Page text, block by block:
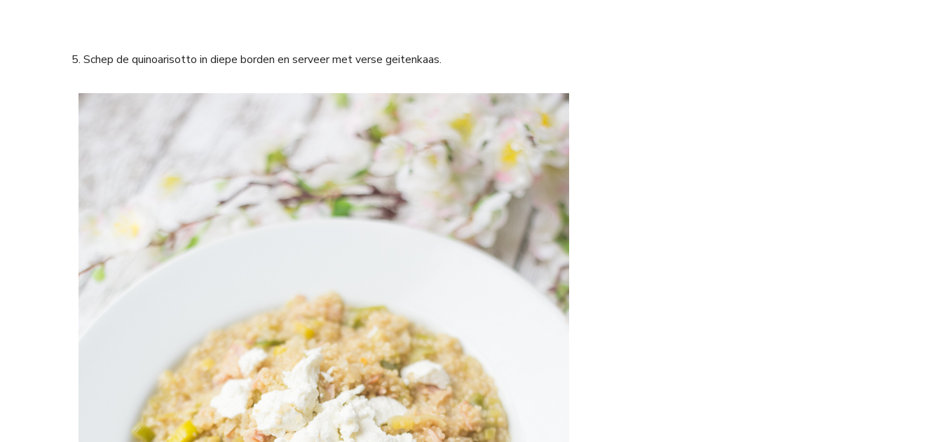
5. Schep de quinoarisotto in diepe borden en serveer met verse geitenkaas.